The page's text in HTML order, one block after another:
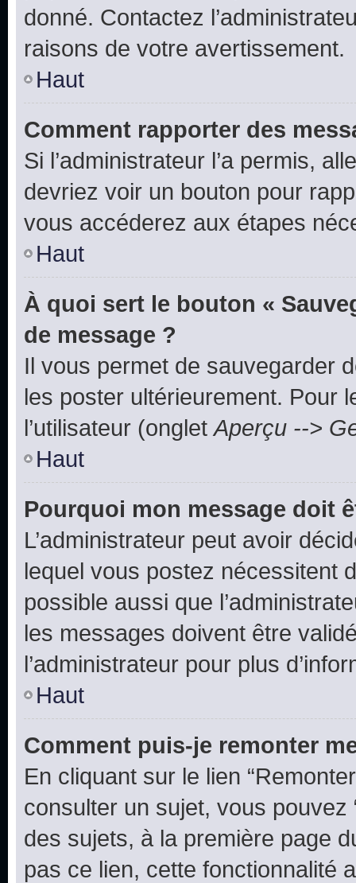
donné. Contactez
raisons de votre avertissement.
Haut
Comment rapporter des
Si l’administrateur l’a permis,
devriez voir un bouton pour
vous accéderez aux étapes
Haut
À quoi sert le bouton «
de message ?
Il vous permet de sauvegarder
les poster ultérieurement. Pour
l’utilisateur (ongletAperçu -->
Haut
Pourquoi mon message doit
L’administrateur peut avoir
lequel vous postez nécessitent
possible aussi que
les messages doivent être
l’administrateur pour plus
Haut
Comment puis-je remonter
En cliquant sur le lien
consulter un sujet, vous pouvez
des sujets, à la première page
pas ce lien, cette fonctionnalité